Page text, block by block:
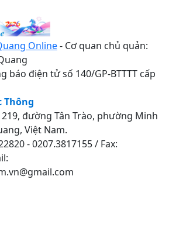
Online- Cơ quan chủ quản:
báo điện tử số 140/GP-BTTTT cấp
Thông
219, đường Tân Trào, phường Minh
Việt Nam.
- 0207.3817155 / Fax: